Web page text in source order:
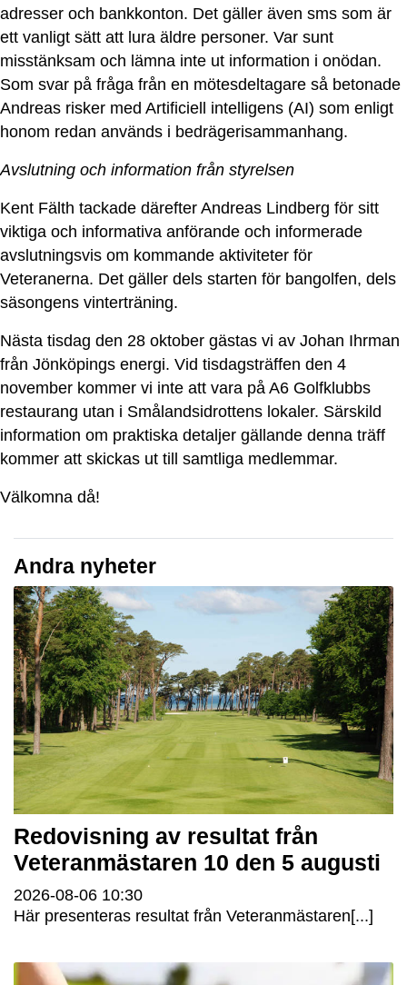
adresser och bankkonton. Det gäller även sms som är
ett vanligt sätt att lura äldre personer. Var sunt
misstänksam och lämna inte ut information i onödan.
Som svar på fråga från en mötesdeltagare så betonade
Andreas risker med Artificiell intelligens (AI) som enligt
honom redan används i bedrägerisammanhang.
Avslutning och information från styrelsen
Kent Fälth tackade därefter Andreas Lindberg för sitt
viktiga och informativa anförande och informerade
avslutningsvis om kommande aktiviteter för
Veteranerna. Det gäller dels starten för bangolfen, dels
säsongens vinterträning.
Nästa tisdag den 28 oktober gästas vi av Johan Ihrman
från Jönköpings energi. Vid tisdagsträffen den 4
november kommer vi inte att vara på A6 Golfklubbs
restaurang utan i Smålandsidrottens lokaler. Särskild
information om praktiska detaljer gällande denna träff
kommer att skickas ut till samtliga medlemmar.
Välkomna då!
Andra nyheter
Redovisning av resultat från
Veteranmästaren 10 den 5 augusti
2026-08-06 10:30
Här presenteras resultat från Veteranmästaren[...]